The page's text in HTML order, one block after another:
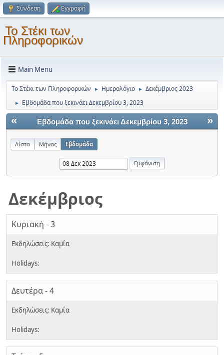
Σύνδεση Εγγραφή
Το Στέκι των
Πληροφορικών
Main Menu
Το Στέκι των Πληροφορικών ► Ημερολόγιο ► Δεκέμβριος 2023
► Εβδομάδα που ξεκινάει Δεκεμβρίου 3, 2023
« »
Εβδομάδα που ξεκινάει Δεκεμβρίου 3, 2023
Λίστα Μήνας Εβδομάδα
Δεκέμβριος
Κυριακή - 3
Δευτέρα - 4